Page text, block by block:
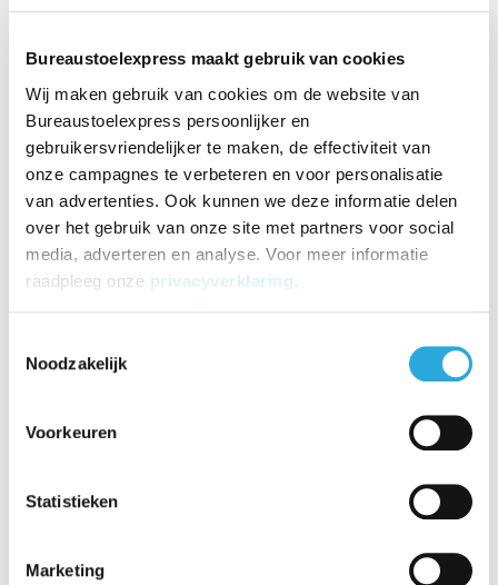
Bureaustoelexpress maakt gebruik van cookies
Wij maken gebruik van cookies om de website van
Bureaustoelexpress persoonlijker en
gebruikersvriendelijker te maken, de effectiviteit van
onze campagnes te verbeteren en voor personalisatie
van advertenties. Ook kunnen we deze informatie delen
over het gebruik van onze site met partners voor social
media, adverteren en analyse. Voor meer informatie
raadpleeg onze privacyverklaring.
Noodzakelijk
Voorkeuren
Statistieken
Marketing
Dinsdag
08:30 t/m 17:30
Woensdag
08:30 t/m 17:30
Donderdag
08:30 t/m 17:30
Vrijdag
08:30 t/m 17:30
Zaterdag
10:00 t/m 16:00
Zondag
Gesloten
18-7-26Gesloten
25-7-26 Gesloten
1-8-26Gesloten